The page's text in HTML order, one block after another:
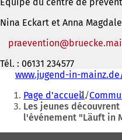
Équipe du centre de
Nina Eckart et Anna
praevention
Tél. : 06131 234577
www.jugend-in-
Vous
êtes
Page d'accueil
Les jeunes
l'événement "Läuft in